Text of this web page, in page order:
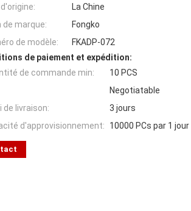
d'origine:
La Chine
de marque:
Fongko
de modèle:
FKADP-072
de paiement et expédition:
de commande min:
10 PCS
Negotiatable
de livraison:
3 jours
d'approvisionnement:
10000 PCs par 1 jour